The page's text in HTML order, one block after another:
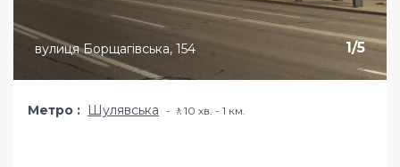
1/5
вулиця Борщагівська, 154
Метро Шулявська 🚶10 хв. - 1 км.